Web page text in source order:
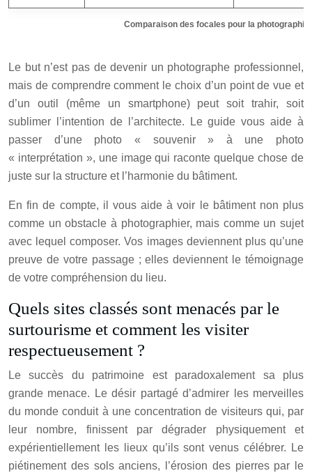
Comparaison des focales pour la photographie
Le but n’est pas de devenir un photographe professionnel,
mais de comprendre comment le choix d’un point de vue et
d’un outil (même un smartphone) peut soit trahir, soit
sublimer l’intention de l’architecte. Le guide vous aide à
passer d’une photo « souvenir » à une photo
« interprétation », une image qui raconte quelque chose de
juste sur la structure et l’harmonie du bâtiment.
En fin de compte, il vous aide à voir le bâtiment non plus
comme un obstacle à photographier, mais comme un sujet
avec lequel composer. Vos images deviennent plus qu’une
preuve de votre passage ; elles deviennent le témoignage
de votre compréhension du lieu.
Quels sites classés sont menacés par le
surtourisme et comment les visiter
respectueusement ?
Le succès du patrimoine est paradoxalement sa plus
grande menace. Le désir partagé d’admirer les merveilles
du monde conduit à une concentration de visiteurs qui, par
leur nombre, finissent par dégrader physiquement et
expérientiellement les lieux qu’ils sont venus célébrer. Le
piétinement des sols anciens, l’érosion des pierres par le